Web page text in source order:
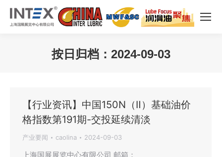
按日归档： 2024-09-03
【行业资讯】中国150N（Ⅱ）基础油价
格指数第191期-交投延续清淡
产业要闻 caolina 2024-09-03
上海国展展览中心有限公司 邮箱：